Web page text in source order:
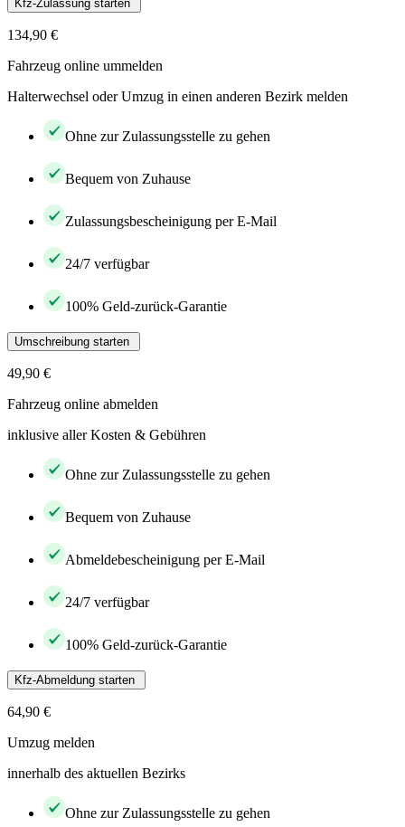
Kfz-Zulassung starten
134,90 €
Fahrzeug online ummelden
Halterwechsel oder Umzug in einen anderen Bezirk melden
Ohne zur Zulassungsstelle zu gehen
Bequem von Zuhause
Zulassungsbescheinigung per E-Mail
24/7 verfügbar
100% Geld-zurück-Garantie
Umschreibung starten
49,90 €
Fahrzeug online abmelden
inklusive aller Kosten & Gebühren
Ohne zur Zulassungsstelle zu gehen
Bequem von Zuhause
Abmeldebescheinigung per E-Mail
24/7 verfügbar
100% Geld-zurück-Garantie
Kfz-Abmeldung starten
64,90 €
Umzug melden
innerhalb des aktuellen Bezirks
Ohne zur Zulassungsstelle zu gehen